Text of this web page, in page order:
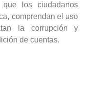
los ciudadanos
comprendan el uso
la corrupción y
de cuentas.